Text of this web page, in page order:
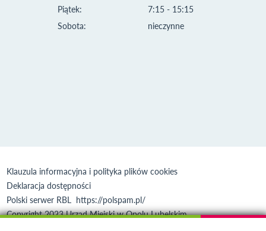
Piątek:
Sobota:
7:15 - 15:15
nieczynne
Klauzula informacyjna i polityka plików cookies
Deklaracja dostępności
Polski serwer RBL https://polspam.pl/
Copyright 2023 Urząd Miejski w Opolu Lubelskim